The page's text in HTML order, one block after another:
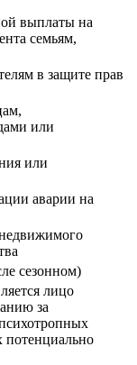
выплаты на
семьям,
в защите прав
или
или
аварии на
сезонном)
лицо
за
потенциально